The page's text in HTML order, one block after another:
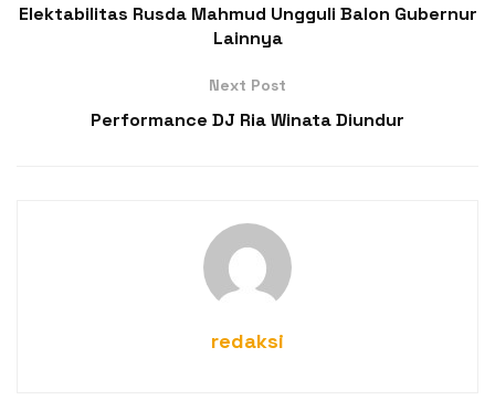
Elektabilitas Rusda Mahmud Ungguli Balon Gubernur
Lainnya
Next Post
Performance DJ Ria Winata Diundur
redaksi